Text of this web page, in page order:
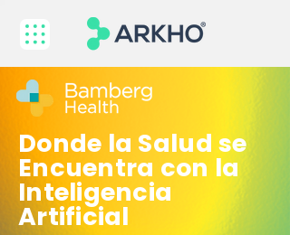
Donde la Salud se
Encuentra con la
Inteligencia
Artificial